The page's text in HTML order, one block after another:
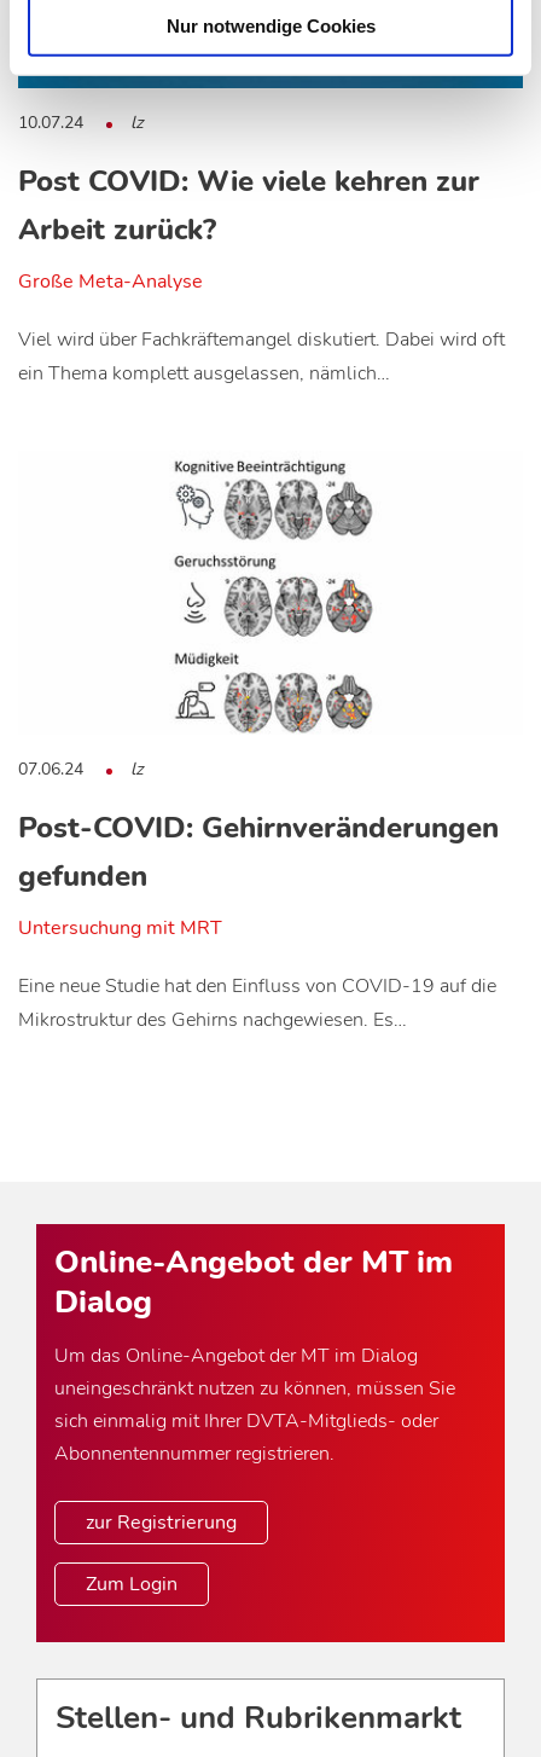
Nur notwendige Cookies
10.07.24 lz
Post COVID: Wie viele kehren zur
Arbeit zurück?
Große Meta-Analyse
Viel wird über Fachkräftemangel diskutiert. Dabei wird oft
ein Thema komplett ausgelassen, nämlich…
07.06.24 lz
Post-COVID: Gehirnveränderungen
gefunden
Untersuchung mit MRT
Eine neue Studie hat den Einfluss von COVID-19 auf die
Mikrostruktur des Gehirns nachgewiesen. Es…
Online-Angebot der MT im
Dialog
Um das Online-Angebot der MT im Dialog
uneingeschränkt nutzen zu können, müssen Sie
sich einmalig mit Ihrer DVTA-Mitglieds- oder
Abonnentennummer registrieren.
zur Registrierung
Zum Login
Stellen- und Rubrikenmarkt